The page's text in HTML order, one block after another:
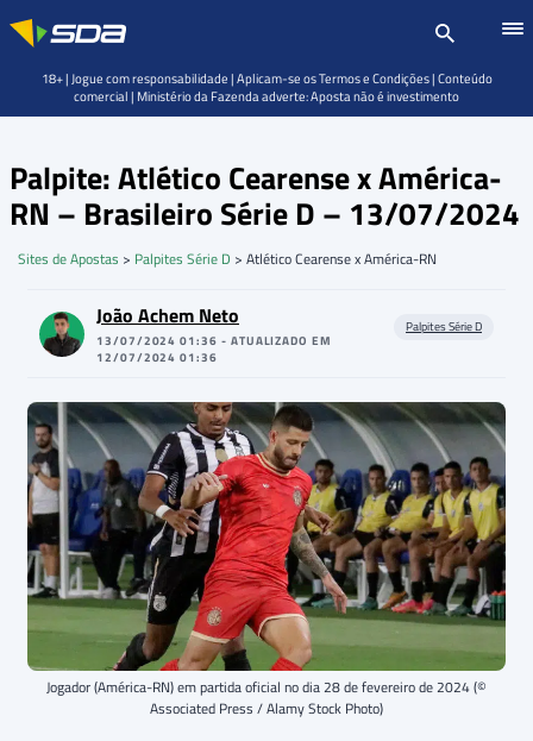
Palpite: Atlético Cearense x América-
RN – Brasileiro Série D – 13/07/2024
Sites de Apostas > Palpites Série D > Atlético Cearense x América-RN
João Achem Neto
13/07/2024 01:36 - ATUALIZADO EM
12/07/2024 01:36
Palpites Série D
Jogador (América-RN) em partida oficial no dia 28 de fevereiro de 2024 (©
Associated Press / Alamy Stock Photo)
18+ | Jogue com responsabilidade | Aplicam-se os Termos e Condições | Conteúdo
comercial | Ministério da Fazenda adverte: Aposta não é investimento